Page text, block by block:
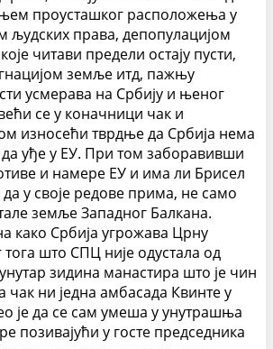
проусташког расположења у
права, депопулацијом
читави предели остају пусти,
земље итд, пажњу
усмерава на Србију и њеног
се у коначници чак и
износећи тврдње да Србија нема
уђе у ЕУ. При том заборавивши
и намере ЕУ и има ли Брисел
у своје редове прима, не само
земље Западног Балкана.
како Србија угрожава Црну
што СПЦ није одустала од
зидина манастира што је чин
чак ни једна амбасада Квинте у
је да се сам умеша у унутрашња
позивајући у госте председника